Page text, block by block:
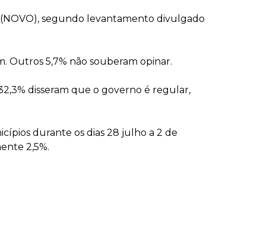
(NOVO), segundo levantamento divulgado
Outros 5,7% não souberam opinar.
disseram que o governo é regular,
durante os dias 28 julho a 2 de
2,5%.